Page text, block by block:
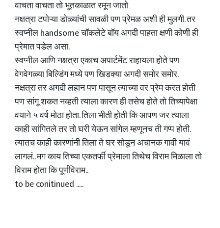
वाचता वाचता तो भूतकाळात रमून जातो
नक्षत्रा टपोऱ्या डोळ्यांची सावळी पण प्रेमळ अशी ही मुलगी. तर
स्वप्नील handsome चॉकलेटे बॉय अगदी पाहता क्षणी कोणी ही
प्रेमात पडेल असा.
स्वप्नील आणि नक्षत्रा एकाच अपार्टमेंट राहायला होते पण
वेगवेगळ्या बिल्डिंग मध्ये पण खिडक्या अगदी समोर समोर.
नक्षत्रा तर अगदी लहान पण पासून त्याच्या वर प्रेम करत होती
पण सांगू शकत नव्हती त्याला कारण ही तसेच होते तो तिच्यापेक्षा
वयाने ५ वर्ष मोठा होता. तिला भीती होती कि आपण जर त्याला
काही सांगितले तर तो घरी येऊन सांगेल म्हणूनच ती गप्प होती.
त्यातच काही कारणांनी तिला ते घर सोडून अचानक गावी यावं
लागलं.. मग काय तिच्या एकतर्फी प्रेमाला तिथेच विराम मिळाला तो
विराम होता कि पूर्णविराम..
to be conitinued .....